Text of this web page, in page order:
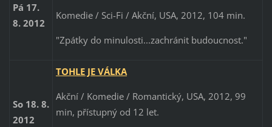
Pá 17.
8. 2012
Komedie / Sci-Fi / Akční, USA, 2012, 104 min.
"Zpátky do minulosti...zachránit budoucnost."
So 18. 8.
2012
TOHLE JE VÁLKA
Akční / Komedie / Romantický, USA, 2012, 99
min, přístupný od 12 let.